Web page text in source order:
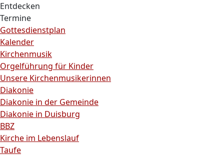
Entdecken
Termine
Gottesdienstplan
Kalender
Kirchenmusik
Orgelführung für Kinder
Unsere Kirchenmusikerinnen
Diakonie
Diakonie in der Gemeinde
Diakonie in Duisburg
BBZ
Kirche im Lebenslauf
Taufe